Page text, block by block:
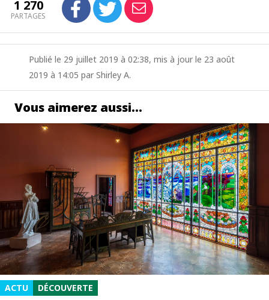
1 270
PARTAGES
Publié le 29 juillet 2019 à 02:38, mis à jour le 23 août
2019 à 14:05 par Shirley A.
Vous aimerez aussi…
ACTU DÉCOUVERTE